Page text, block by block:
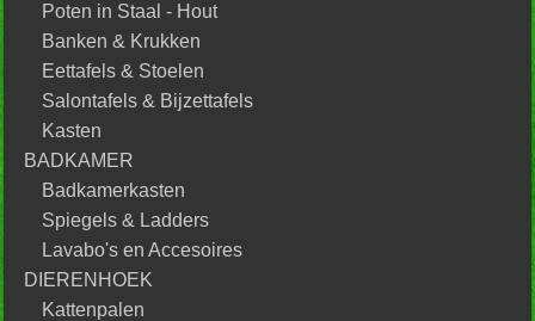
Poten in Staal - Hout
Banken & Krukken
Eettafels & Stoelen
Salontafels & Bijzettafels
Kasten
BADKAMER
Badkamerkasten
Spiegels & Ladders
Lavabo's en Accesoires
DIERENHOEK
Kattenpalen